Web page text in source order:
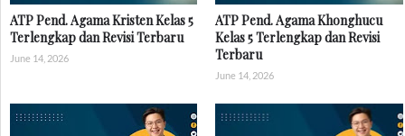
ATP Pend. Agama Kristen Kelas 5
Terlengkap dan Revisi Terbaru
June 14, 2026
ATP Pend. Agama Khonghucu
Kelas 5 Terlengkap dan Revisi
Terbaru
June 14, 2026